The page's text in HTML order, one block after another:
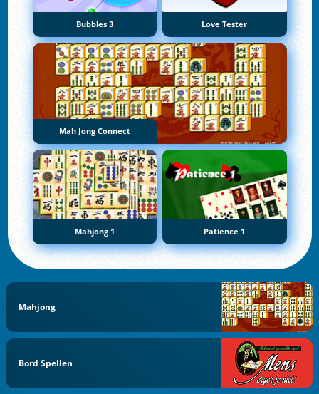
Bubbles 3 Love Tester
Mah Jong Connect
Mahjong 1 Patience 1
Mahjong
Bord Spellen